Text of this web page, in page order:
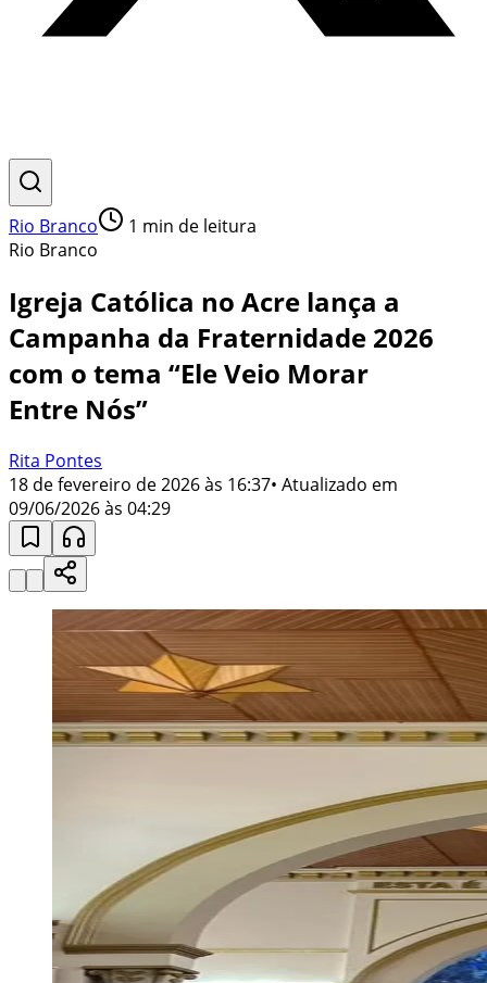
Rio Branco 1 min de leitura
Rio Branco
Igreja Católica no Acre lança a
Campanha da Fraternidade 2026
com o tema “Ele Veio Morar
Entre Nós”
Rita Pontes
18 de fevereiro de 2026 às 16:37• Atualizado em
09/06/2026 às 04:29